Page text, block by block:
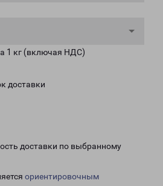
1 кг (включая НДС)
доставки
доставки по выбранному
ориентировочным